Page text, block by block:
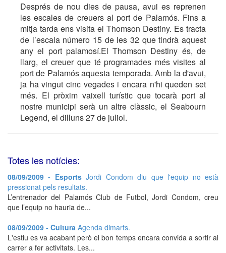
Després de nou dies de pausa, avui es reprenen
les escales de creuers al port de Palamós. Fins a
mitja tarda ens visita el Thomson Destiny. Es tracta
de l’escala número 15 de les 32 que tindrà aquest
any el port palamosí.El Thomson Destiny és, de
llarg, el creuer que té programades més visites al
port de Palamós aquesta temporada. Amb la d'avui,
ja ha vingut cinc vegades i encara n'hi queden set
més. El pròxim vaixell turístic que tocarà port al
nostre municipi serà un altre clàssic, el Seabourn
Legend, el dilluns 27 de juliol.
Totes les notícies:
08/09/2009 - EsportsJordi Condom diu que l'equip no està
pressionat pels resultats.
L’entrenador del Palamós Club de Futbol, Jordi Condom, creu
que l’equip no hauria de...
08/09/2009 - Cultura Agenda dimarts.
L'estiu es va acabant però el bon temps encara convida a sortir al
carrer a fer activitats. Les...